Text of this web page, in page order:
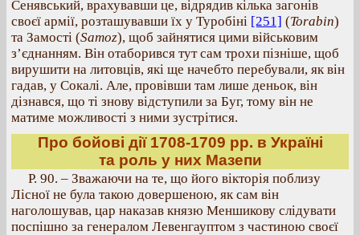
Сенявський, врахувавши це, відрядив кілька загонів
своєї армії, розташувавши їх у Туробіні [251] (Torabin)
та Замості (Samoz), щоб зайнятися цими військовим
з’єднанням. Він отаборився тут сам трохи пізніше, щоб
вирушити на литовців, які ще начебто перебували, як він
гадав, у Сокалі. Але, провівши там лише деньок, він
дізнався, що ті знову відступили за Буг, тому він не
матиме можливості з ними зустрітися.
Про бойові дії 1708-1709 рр. в Україні
та роль у них Мазепи
Р. 90. – Зважаючи на те, що його вікторія поблизу
Лісної не була такою довершеною, як сам він
наголошував, цар наказав князю Меншикову слідувати
поспішно за генералом Левенгауптом з частиною своєї